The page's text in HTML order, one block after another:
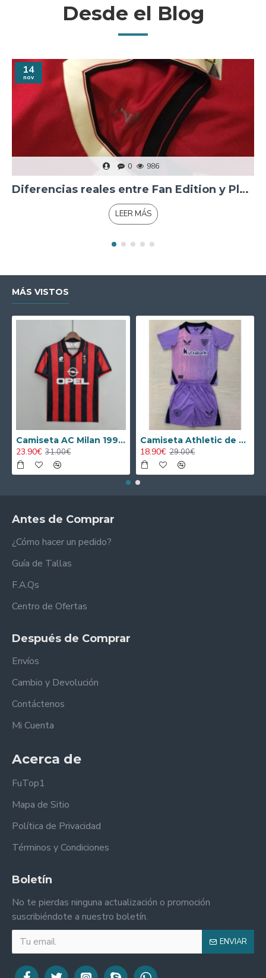
Desde el Blog
14
nov
0 986
Diferencias reales entre Fan Edition y Player Edition
LEER MÁS
MÁS VISTOS
Camiseta AC Milan 1995/1996 Local Retro
23.90€ 31.00€
Camiseta Athletic de Bilbao 2024/2025 Alternativo Niño Kit
18.90€ 29.00€
Antes de Comprar
¿Cómo hacer un pedido?
Guía de Tallas
F.A.Qs
Centro de Ofertas
Después de Comprar
Envíos
Cambio y Devolución
Contáctenos
Mi Cuenta
Acerca de
FuTop1
Mapa de Sitio
Política de Privacidad
Términos y Condiciones
Boletín
No te pierdas ninguna actualización o promoción
suscribiéndote a nuestro boletín.
ENVIAR